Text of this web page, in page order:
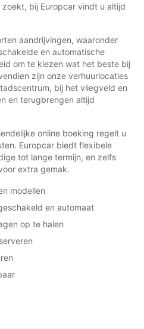
bij Europcar vindt u altijd
aandrijvingen, waaronder
en automatische
om te kiezen wat het beste bij
zijn onze verhuurlocaties
bij het vliegveld en
en terugbrengen altijd
online boeking regelt u
Europcar biedt flexibele
tot lange termijn, en zelfs
extra gemak.
modellen
en automaat
op te halen